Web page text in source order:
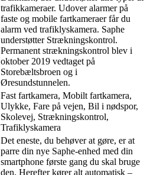
trafikkameraer. Udover alarmer på
faste og mobile fartkameraer får du
alarm ved trafiklyskamera. Saphe
understøtter Strækningskontrol.
Permanent strækningskontrol blev i
oktober 2019 vedtaget på
Storebæltsbroen og i
Øresundstunnelen.
Fast fartkamera, Mobilt fartkamera,
Ulykke, Fare på vejen, Bil i nødspor,
Skolevej, Strækningskontrol,
Trafiklyskamera
Det eneste, du behøver at gøre, er at
parre din nye Saphe-enhed med din
smartphone første gang du skal bruge
den. Herefter kører alt automatisk –